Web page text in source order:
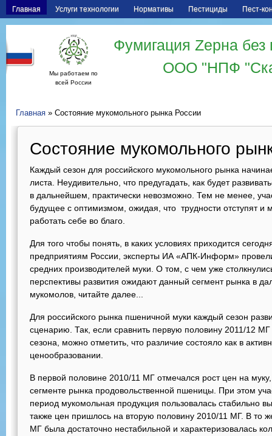
Главная Услуги технологии Нормативы Пестициды Пест-
Мы работаем по
всей России
Фумигация Zерна
ООО "НПФ
Главная » Состояние мукомольного рынка России
Состояние мукомольного
Каждый сезон для российского мукомольного рынка
листа. Неудивительно, что предугадать, как будет
в дальнейшем, практически невозможно. Тем не менее,
будущее с оптимизмом, ожидая, что трудности отступят и
работать себе во благо.
Для того чтобы понять, в каких условиях приходится
предприятиям России, эксперты ИА «АПК-Информ»
средних производителей муки. О том, с чем уже
перспективы развития ожидают данный сегмент рынка в
мукомолов, читайте далее...
Для российского рынка пшеничной муки каждый сезон
сценарию. Так, если сравнить первую половину 2011/12
сезона, можно отметить, что различие состояло как в
ценообразовании.
В первой половине 2010/11 МГ отмечался рост цен на
сегменте рынка продовольственной пшеницы. При этом
период мукомольная продукция пользовалась стабильно
также цен пришлось на вторую половину 2010/11 МГ. В то
МГ была достаточно нестабильной и характеризовалась